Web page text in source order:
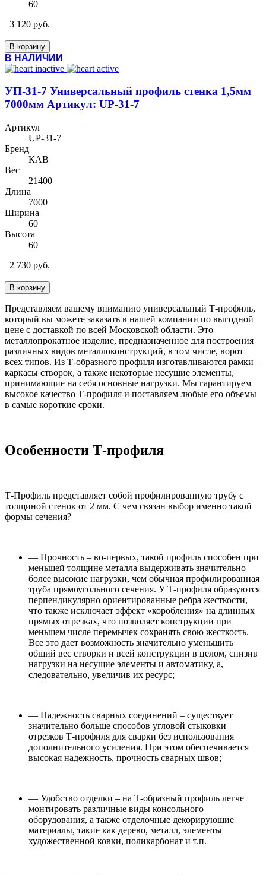
60
3 120 руб.
В корзину
В НАЛИЧИИ
УП-31-7 Универсальный профиль стенка 1,5мм
7000мм Артикул: UP-31-7
Артикул
UP-31-7
Бренд
КАВ
Вес
21400
Длина
7000
Ширина
60
Высота
60
2 730 руб.
В корзину
Представляем вашему вниманию универсальный Т-профиль,
который вы можете заказать в нашей компании по выгодной
цене с доставкой по всей Московской области. Это
металлопрокатное изделие, предназначенное для построения
различных видов металлоконструкций, в том числе, ворот
всех типов. Из Т-образного профиля изготавливаются рамки –
каркасы створок, а также некоторые несущие элементы,
принимающие на себя основные нагрузки. Мы гарантируем
высокое качество Т-профиля и поставляем любые его объемы
в самые короткие сроки.
Особенности Т-профиля
Т-Профиль представляет собой профилированную трубу с
толщиной стенок от 2 мм. С чем связан выбор именно такой
формы сечения?
— Прочность – во-первых, такой профиль способен при
меньшей толщине металла выдерживать значительно
более высокие нагрузки, чем обычная профилированная
труба прямоугольного сечения. У Т-профиля образуются
перпендикулярно ориентированные ребра жесткости,
что также исключает эффект «коробления» на длинных
прямых отрезках, что позволяет конструкции при
меньшем числе перемычек сохранять свою жесткость.
Все это дает возможность значительно уменьшить
общий вес створки и всей конструкции в целом, снизив
нагрузки на несущие элементы и автоматику, а,
следовательно, увеличив их ресурс;
— Надежность сварных соединений – существует
значительно больше способов угловой стыковки
отрезков Т-профиля для сварки без использования
дополнительного усиления. При этом обеспечивается
высокая надежность, прочность сварных швов;
— Удобство отделки – на Т-образный профиль легче
монтировать различные виды консольного
оборудования, а также отделочные декорирующие
материалы, такие как дерево, металл, элементы
художественной ковки, поликарбонат и т.п.